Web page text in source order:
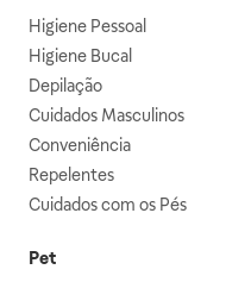
Higiene Pessoal
Higiene Bucal
Depilação
Cuidados Masculinos
Conveniência
Repelentes
Cuidados com os Pés
Pet